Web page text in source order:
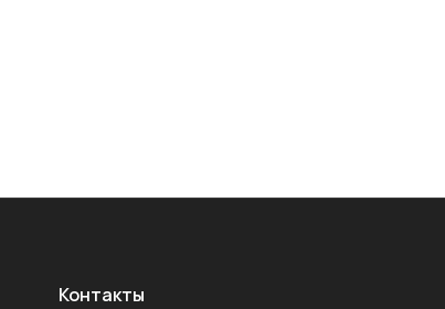
Контакты